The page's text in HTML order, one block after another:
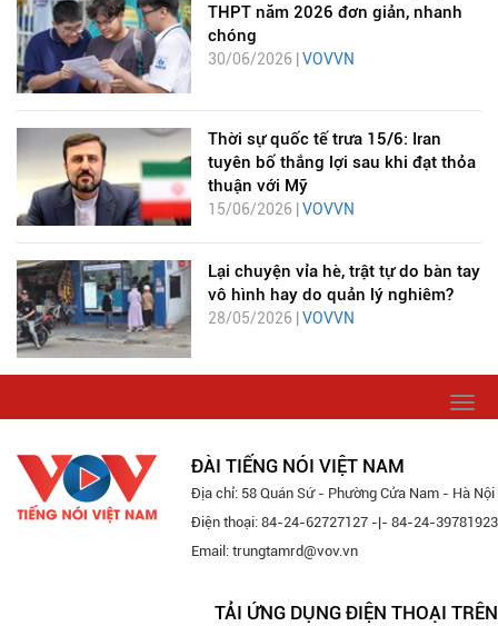
THPT năm 2026 đơn giản, nhanh
chóng
30/06/2026 | VOVVN
Thời sự quốc tế trưa 15/6: Iran
tuyên bố thắng lợi sau khi đạt thỏa
thuận với Mỹ
15/06/2026 | VOVVN
Lại chuyện vỉa hè, trật tự do bàn tay
vô hình hay do quản lý nghiêm?
28/05/2026 | VOVVN
ĐÀI TIẾNG NÓI VIỆT NAM
Địa chỉ: 58 Quán Sứ - Phường Cửa Nam - Hà Nội
Điện thoại: 84-24-62727127 -|- 84-24-39781923
Email: trungtamrd@vov.vn
TẢI ỨNG DỤNG ĐIỆN THOẠI TRÊN